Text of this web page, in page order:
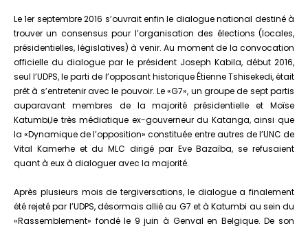
Le 1er septembre 2016 s’ouvrait enfin le dialogue national destiné à
trouver un consensus pour l’organisation des élections (locales,
présidentielles, législatives) à venir. Au moment de la convocation
officielle du dialogue par le président Joseph Kabila, début 2016,
seul l’UDPS, le parti de l’opposant historique Étienne Tshisekedi, était
prêt à s’entretenir avec le pouvoir. Le «G7», un groupe de sept partis
auparavant membres de la majorité présidentielle et Moïse
Katumbi,le très médiatique ex-gouverneur du Katanga, ainsi que
la «Dynamique de l’opposition» constituée entre autres de l’UNC de
Vital Kamerhe et du MLC dirigé par Eve Bazaïba, se refusaient
quant à eux à dialoguer avec la majorité.
Après plusieurs mois de tergiversations, le dialogue a finalement
été rejeté par l’UDPS, désormais allié au G7 et à Katumbi au sein du
«Rassemblement» fondé le 9 juin à Genval en Belgique. De son